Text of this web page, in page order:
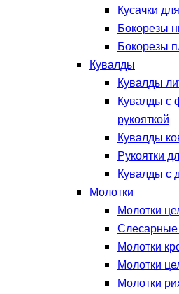
Кусачки
Бокорезы
Бокорезы
Кувалды
Кувалды
Кувалды с
рукояткой
Кувалды
Рукоятки
Кувалды с
Молотки
Молотки
Молотки
Молотки
Молотки